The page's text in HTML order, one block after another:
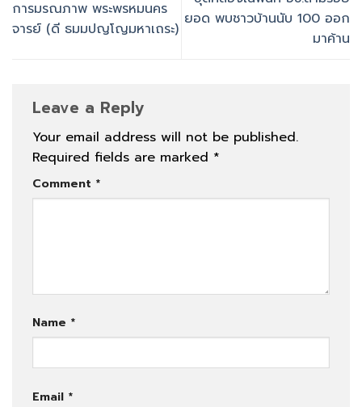
การมรณภาพ พระพรหมนคร
จารย์ (ดี ธมมปญโญมหาเถระ)
ยอด พบชาวบ้านนับ 100 ออก
มาค้าน
Leave a Reply
Your email address will not be published.
Required fields are marked *
Comment *
Name *
Email *